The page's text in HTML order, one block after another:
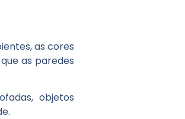
as cores
as paredes
objetos